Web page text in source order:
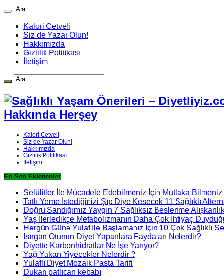
Kalori Cetveli
Siz de Yazar Olun!
Hakkımızda
Gizlilik Politikası
İletişim
Hakkında Herşey
Kalori Cetveli
Siz de Yazar Olun!
Hakkımızda
Gizlilik Politikası
İletişim
En Son Eklenenler
Selülitler İle Mücadele Edebilmeniz İçin Mutlaka
Tatlı Yeme İstediğinizi Şıp Diye Kesecek 11 Sağlıklı
Doğru Sandığımız Yaygın 7 Sağlıksız Beslenme
Yaş İlerledikçe Metabolizmanın Daha Çok İhtiyaç
Hergün Güne Yulaf İle Başlamanız İçin 10 Çok Sağlıklı
Isırgan Otunun Diyet Yapanlara Faydaları Nelerdir?
Diyette Karbonhidratlar Ne İşe Yarıyor?
Yağ Yakan Yiyecekler Nelerdir ?
Yulaflı Diyet Mozaik Pasta Tarifi
Dukan patlıcan kebabı